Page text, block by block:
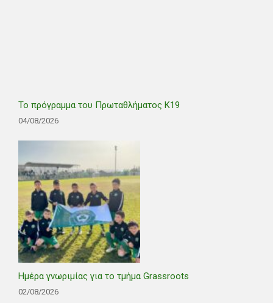
Το πρόγραμμα του Πρωταθλήματος Κ19
04/08/2026
Ημέρα γνωριμίας για το τμήμα Grassroots
02/08/2026